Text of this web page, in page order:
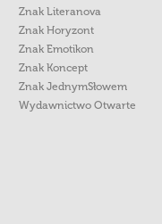
Znak Literanova
Znak Horyzont
Znak Emotikon
Znak Koncept
Znak JednymSłowem
Wydawnictwo Otwarte